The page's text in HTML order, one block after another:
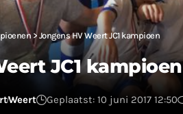
>Jongens HV Weert JC1 kampioen
JC1 kampioen
Weert Geplaatst: 10 juni 2017 12:50